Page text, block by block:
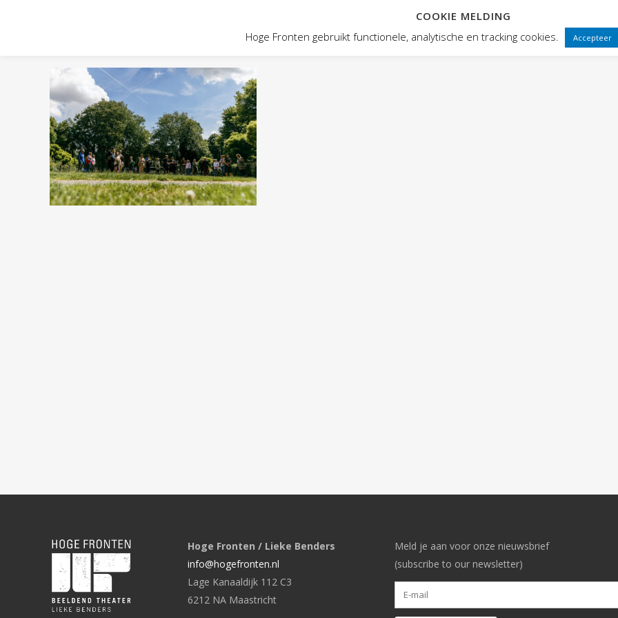
VOORSTELLINGEN PUBLIEKSWERKING
Hoge Fronten / Lieke Benders
info@hogefronten.nl
Lage Kanaaldijk 112 C3
6212 NA Maastricht
Meld je aan voor onze nieuwsbrief
(subscribe to our newsletter)
COOKIE MELDING
Hoge Fronten gebruikt functionele, analytische en tracking cookies.
Accepteer